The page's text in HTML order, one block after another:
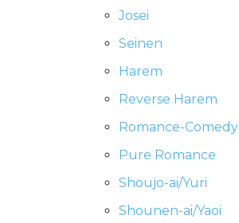
Josei
Seinen
Harem
Reverse Harem
Romance-Comedy
Pure Romance
Shoujo-ai/Yuri
Shounen-ai/Yaoi